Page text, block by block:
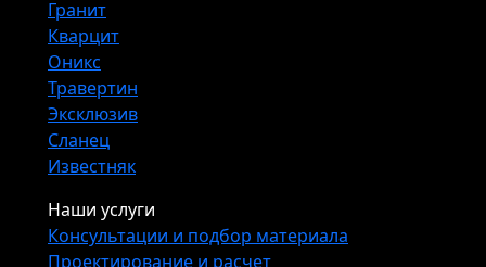
Гранит
Кварцит
Оникс
Травертин
Эксклюзив
Сланец
Известняк
Наши услуги
Консультации и подбор материала
Проектирование и расчет